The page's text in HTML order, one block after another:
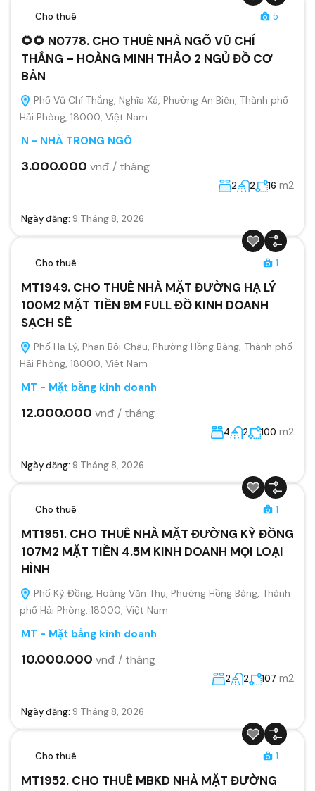
Cho thuê 5
🌻🌻 N0778. CHO THUÊ NHÀ NGÕ VŨ CHÍ
THẮNG – HOÀNG MINH THẢO 2 NGỦ ĐỒ CƠ
BẢN
Phố Vũ Chí Thắng, Nghĩa Xá, Phường An Biên, Thành phố
Hải Phòng, 18000, Việt Nam
N - NHÀ TRONG NGÕ
3.000.000 vnđ / tháng
2 2 16 m2
Ngày đăng: 9 Tháng 8, 2026
Cho thuê 1
MT1949. CHO THUÊ NHÀ MẶT ĐƯỜNG HẠ LÝ
100M2 MẶT TIỀN 9M FULL ĐỒ KINH DOANH
SẠCH SẼ
Phố Hạ Lý, Phan Bội Châu, Phường Hồng Bàng, Thành phố
Hải Phòng, 18000, Việt Nam
MT - Mặt bằng kinh doanh
12.000.000 vnđ / tháng
4 2 100 m2
Ngày đăng: 9 Tháng 8, 2026
Cho thuê 1
MT1951. CHO THUÊ NHÀ MẶT ĐƯỜNG KỲ ĐỒNG
107M2 MẶT TIỀN 4.5M KINH DOANH MỌI LOẠI
HÌNH
Phố Kỳ Đồng, Hoàng Văn Thụ, Phường Hồng Bàng, Thành
phố Hải Phòng, 18000, Việt Nam
MT - Mặt bằng kinh doanh
10.000.000 vnđ / tháng
2 2 107 m2
Ngày đăng: 9 Tháng 8, 2026
Cho thuê 1
MT1952. CHO THUÊ MBKD NHÀ MẶT ĐƯỜNG